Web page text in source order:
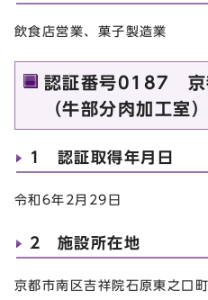
飲食店営業、菓子製造業
認証番号0187 京
（牛部分肉加工室）
1 認証取得年月日
令和6年2月29日
2 施設所在地
京都市南区吉祥院石原東之口